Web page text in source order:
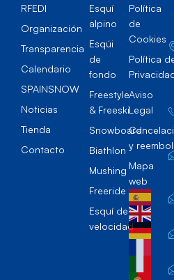
RFEDI
Organización
Transparencia
Calendario
SPAINSNOW
Noticias
Tienda
Contacto
Esquí
alpino
Esqúi
de
fondo
Freestyle
& Freeski
Snowboard
Biathlon
Mushing
Freeride
Esquí de
velocidad
Política
de
Cookies
Política
Aviso
Legal
y
Mapa
web